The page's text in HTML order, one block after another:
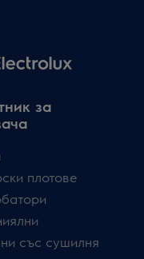
за
плотове
със сушилня